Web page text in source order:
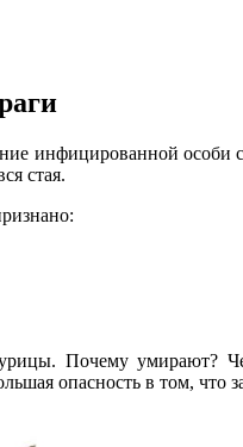
инфицированной особи
стая.
Почему умирают?
опасность в том, что